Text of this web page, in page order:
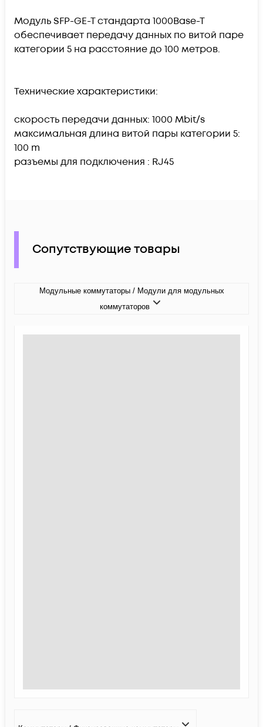
Модуль SFP-GE-T стандарта 1000Base-T
обеспечивает передачу данных по витой паре
категории 5 на расстояние до 100 метров.
Технические характеристики:
скорость передачи данных: 1000 Mbit/s
максимальная длина витой пары категории 5:
100 m
разъемы для подключения : RJ45
Сопутствующие товары
Модульные коммутаторы / Модули для модульных
коммутаторов